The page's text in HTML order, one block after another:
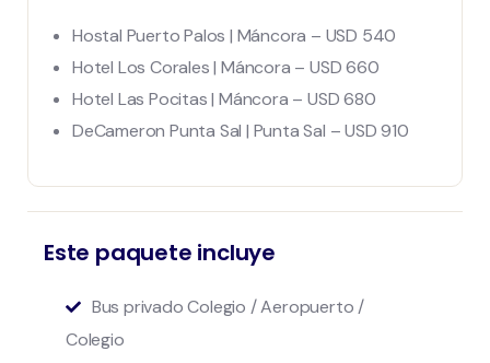
Hostal Puerto Palos | Máncora – USD 540
Hotel Los Corales | Máncora – USD 660
Hotel Las Pocitas | Máncora – USD 680
DeCameron Punta Sal | Punta Sal – USD 910
Este paquete incluye
Bus privado Colegio / Aeropuerto /
Colegio